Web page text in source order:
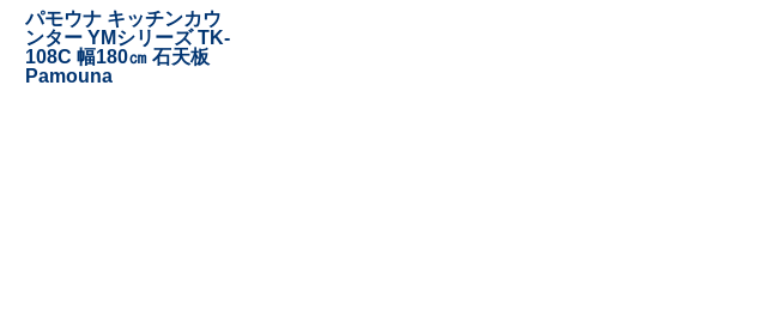
パモウナ キッチンカウ
ンター YMシリーズ TK-
108C 幅180㎝ 石天板
Pamouna